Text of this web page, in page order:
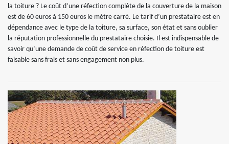
la toiture ? Le coût d’une réfection complète de la couverture de la maison
est de 60 euros à 150 euros le mètre carré. Le tarif d’un prestataire est en
dépendance avec le type de la toiture, sa surface, son état et sans oublier
la réputation professionnelle du prestataire choisie. Il est indispensable de
savoir qu’une demande de coût de service en réfection de toiture est
faisable sans frais et sans engagement non plus.